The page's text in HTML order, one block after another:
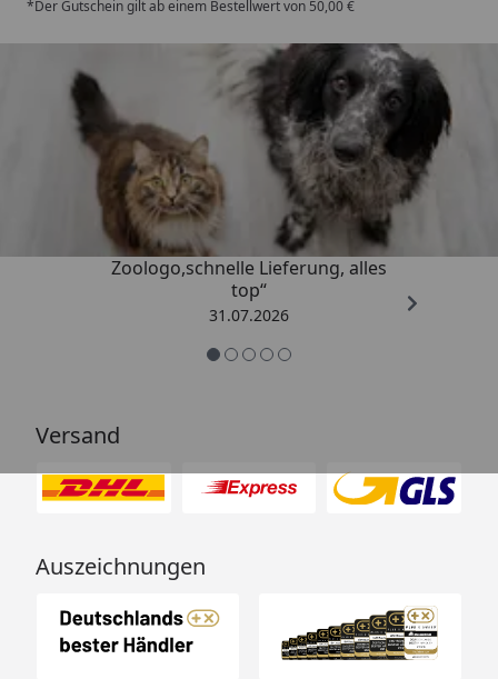
*Der Gutschein gilt ab einem Bestellwert von 50,00 €
Trusted Shops
4,74/ 5
„Gute Erfahrung mit
Zoologo,schnelle Lieferung, alles
top“
31.07.2026
Versand
Auszeichnungen